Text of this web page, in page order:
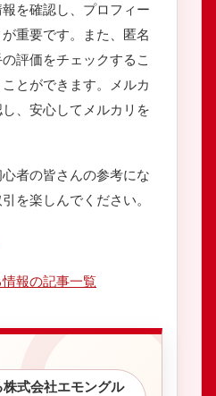
を確認し、プロフィー
重要です。また、匿名
評価をチェックするこ
とができます。メルカ
、安心してメルカリを
者の皆さんの参考にな
を楽しんでください。
報の記事一覧
式会社エモングル